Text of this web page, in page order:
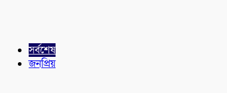
সর্বশেষ
জনপ্রিয়